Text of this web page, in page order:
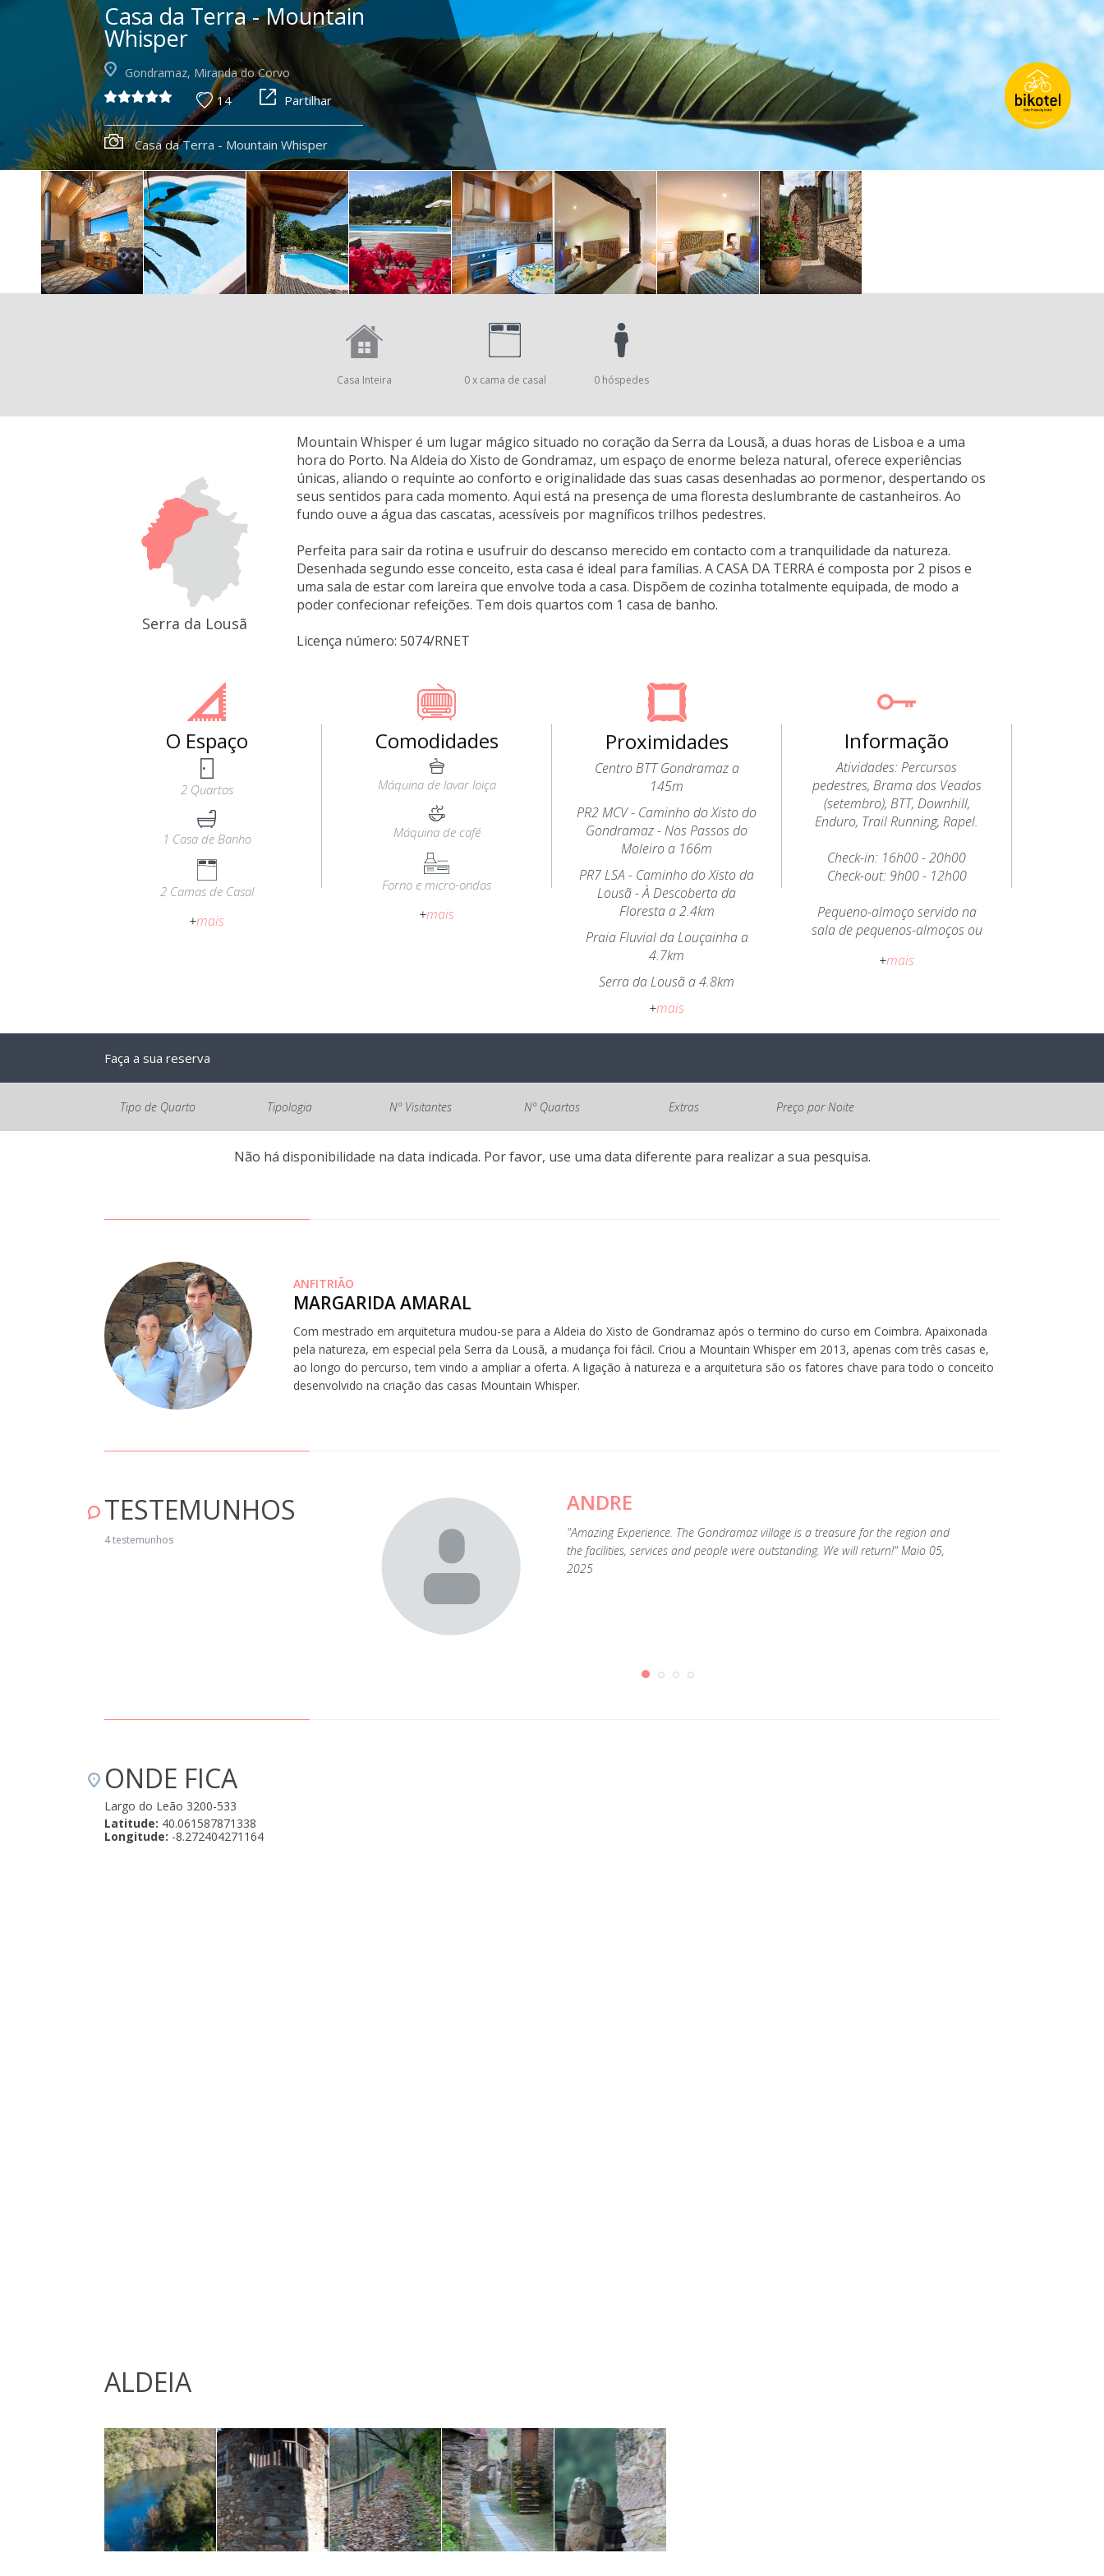
Casa da Terra - Mountain
Whisper
Gondramaz, Miranda do Corvo
14 Partilhar
Casa da Terra - Mountain Whisper
Casa Inteira 0 x cama de casal 0 hóspedes
Serra da Lousã
Mountain Whisper é um lugar mágico situado no coração da Serra da Lousã, a duas horas de Lisboa e a uma
hora do Porto. Na Aldeia do Xisto de Gondramaz, um espaço de enorme beleza natural, oferece experiências
únicas, aliando o requinte ao conforto e originalidade das suas casas desenhadas ao pormenor, despertando os
seus sentidos para cada momento. Aqui está na presença de uma floresta deslumbrante de castanheiros. Ao
fundo ouve a água das cascatas, acessíveis por magníficos trilhos pedestres.
Perfeita para sair da rotina e usufruir do descanso merecido em contacto com a tranquilidade da natureza.
Desenhada segundo esse conceito, esta casa é ideal para famílias. A CASA DA TERRA é composta por 2 pisos e
uma sala de estar com lareira que envolve toda a casa. Dispõem de cozinha totalmente equipada, de modo a
poder confecionar refeições. Tem dois quartos com 1 casa de banho.
Licença número: 5074/RNET
O Espaço
2 Quartos
1 Casa de Banho
2 Camas de Casal
+mais
Comodidades
Máquina de lavar loiça
Máquina de café
Forno e micro-ondas
+mais
Proximidades
Centro BTT Gondramaz a
145m
PR2 MCV - Caminho do Xisto do
Gondramaz - Nos Passos do
Moleiro a 166m
PR7 LSA - Caminho do Xisto da
Lousã - À Descoberta da
Floresta a 2.4km
Praia Fluvial da Louçainha a
4.7km
Serra da Lousã a 4.8km
+mais
Informação
Atividades: Percursos
pedestres, Brama dos Veados
(setembro), BTT, Downhill,
Enduro, Trail Running, Rapel.
Check-in: 16h00 - 20h00
Check-out: 9h00 - 12h00
Pequeno-almoço servido na
sala de pequenos-almoços ou
de check-in.
+mais
Faça a sua reserva
Tipo de Quarto Tipologia Nº Visitantes Nº Quartos Extras Preço por Noite
Não há disponibilidade na data indicada. Por favor, use uma data diferente para realizar a sua pesquisa.
ANFITRIÃO
MARGARIDA AMARAL
Com mestrado em arquitetura mudou-se para a Aldeia do Xisto de Gondramaz após o termino do curso em Coimbra. Apaixonada
pela natureza, em especial pela Serra da Lousã, a mudança foi fácil. Criou a Mountain Whisper em 2013, apenas com três casas e,
ao longo do percurso, tem vindo a ampliar a oferta. A ligação à natureza e a arquitetura são os fatores chave para todo o conceito
desenvolvido na criação das casas Mountain Whisper.
TESTEMUNHOS
4 testemunhos
serviço, casa muito bonita e muito confortável, pessoal
e simpático. A visita das raposinhas foi uma agradável
na aldeia as pessoas tratam-nas com carinho." Maio 07, 2019
ANDRE
"Amazing Experience. The Gondramaz village is a treasure for the region and
the facilities, services and people were outstanding. We will return!" Maio 05,
2025
ONDE FICA
Largo do Leão 3200-533
Latitude: 40.061587871338
Longitude: -8.272404271164
ALDEIA